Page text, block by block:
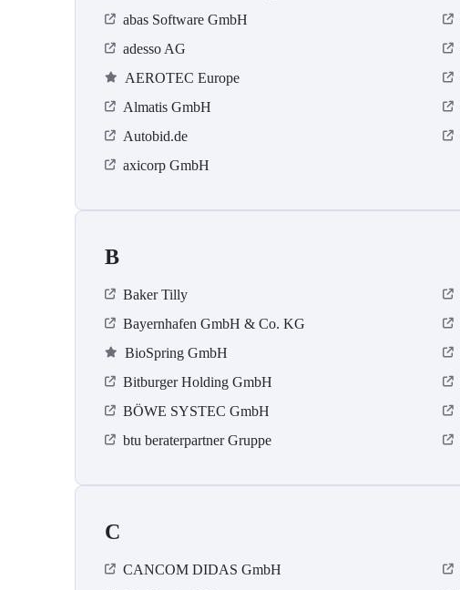
abas Software GmbH
adesso AG
AEROTEC Europe
Almatis GmbH
Autobid.de
axicorp GmbH
B
Baker Tilly
Bayernhafen GmbH & Co. KG
BioSpring GmbH
Bitburger Holding GmbH
BÖWE SYSTEC GmbH
btu beraterpartner Gruppe
C
CANCOM DIDAS GmbH